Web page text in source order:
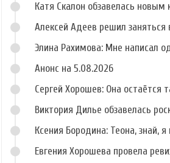
Катя Скалон обзавелась новым
Алексей Адеев решил заняться
Элина Рахимова: Мне написал
Анонс на 5.08.2026
Сергей Хорошев: Она остаётся
Виктория Дилье обзавелась
Ксения Бородина: Теона, знай,
Евгения Хорошева провела